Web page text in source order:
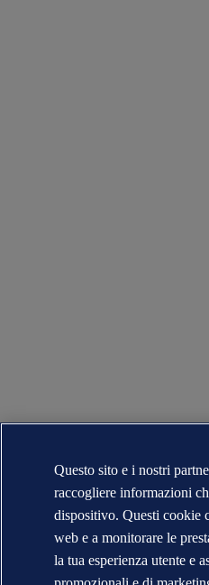
Questo sito e i nostri
raccogliere informazioni
dispositivo. Questi cookie
web e a monitorare le
la tua esperienza utente e